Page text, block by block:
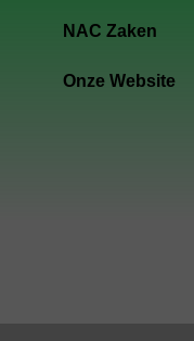
NAC Zaken
Onze Website